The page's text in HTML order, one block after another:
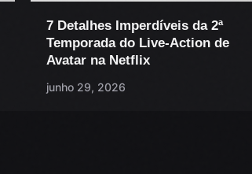
7 Detalhes Imperdíveis da 2ª
Temporada do Live-Action de
Avatar na Netflix
junho 29, 2026